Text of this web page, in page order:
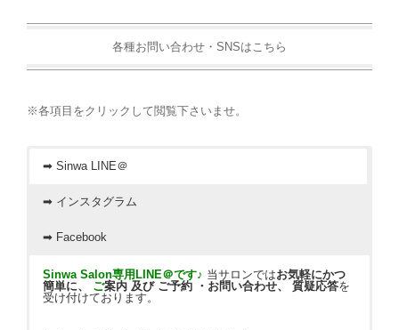
各種お問い合わせ・SNSはこちら
※各項目をクリックして閲覧下さいませ。
➡ Sinwa LINE＠
➡ インスタグラム
➡ Facebook
Sinwa Salon専用LINE＠です♪ 当サロンではお気軽にかつ
簡単に、
ご案内 及び ご予約 ・お問い合わせ、 質疑応答を
受け付けております。